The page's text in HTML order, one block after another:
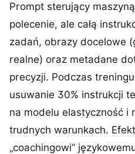
Prompt sterujący
polecenie, ale całą
zadań, obrazy docelowe
realne) oraz metadane
precyzji. Podczas
usuwanie 30% instrukcji
na modelu elastyczność i
trudnych warunkach.
„coachingowi”